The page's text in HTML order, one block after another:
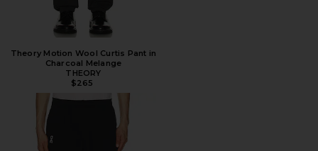
Theory Motion Wool Curtis Pant in
Charcoal Melange
THEORY
$265